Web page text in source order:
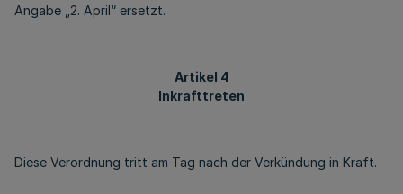
Angabe „2. April“ ersetzt.
Artikel 4
Inkrafttreten
Diese Verordnung tritt am Tag nach der Verkündung in Kraft.